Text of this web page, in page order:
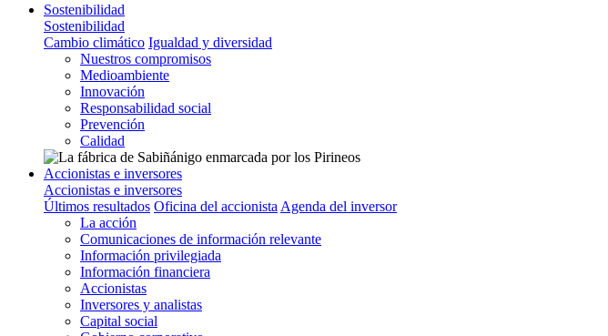
Sostenibilidad
Sostenibilidad
Cambio climático Igualdad y diversidad
Nuestros compromisos
Medioambiente
Innovación
Responsabilidad social
Prevención
Calidad
Accionistas e inversores
Accionistas e inversores
Últimos resultados Oficina del accionista Agenda del inversor
La acción
Comunicaciones de información relevante
Información privilegiada
Información financiera
Accionistas
Inversores y analistas
Capital social